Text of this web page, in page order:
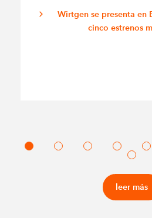
Wirtgen se presenta en
cinco estrenos
leer más